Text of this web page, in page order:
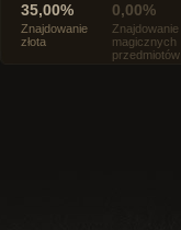
35,00%
Znajdowanie
złota
0,00%
Znajdowanie
magicznych
przedmiotów